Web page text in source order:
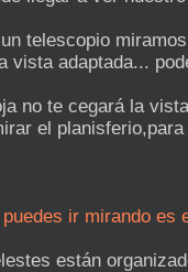
telescopio
vista adaptada...
no te cegará la
el
ir mirando es
están